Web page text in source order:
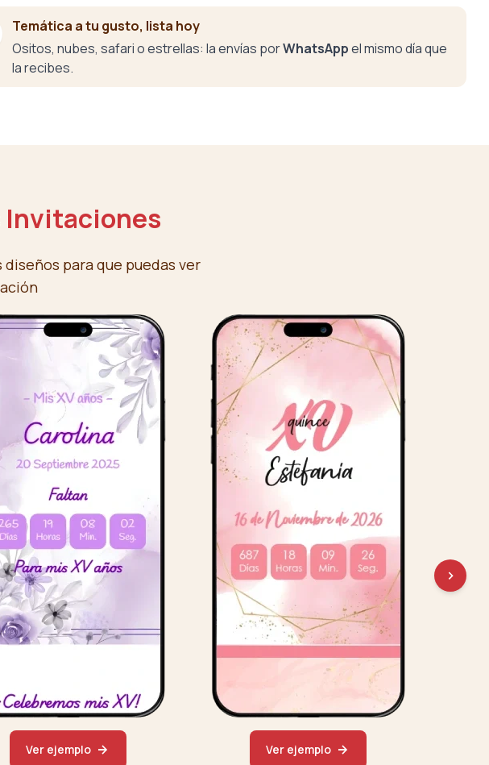
Temática a tu gusto, lista hoy
Ositos, nubes, safari o estrellas: la envías porWhatsAppel mismo día que
la recibes.
Invitaciones
para que puedas ver
Ver ejemplo Ver ejemplo